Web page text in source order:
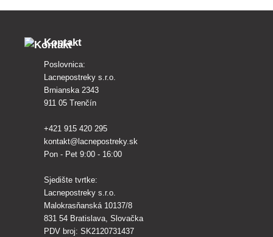
Kontakt
Poslovnica:
Lacnepostreky s.r.o.
Brnianska 2343
911 05 Trenčín
+421 915 420 295
kontakt@lacnepostreky.sk
Pon - Pet 9:00 - 16:00
Sjedište tvrtke:
Lacnepostreky s.r.o.
Malokrasňanská 10137/8
831 54 Bratislava, Slovačka
PDV broj: SK2120731437